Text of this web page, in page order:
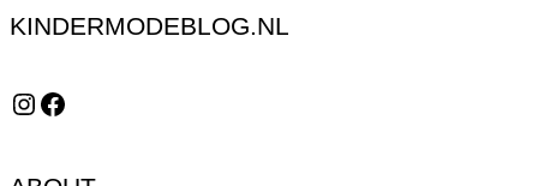
KINDERMODEBLOG.NL
Instagram Facebook